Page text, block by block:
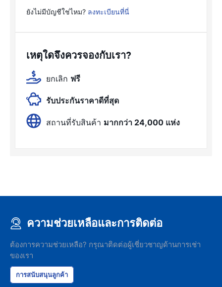
ยังไม่มีบัญชีใช่ไหม? ลงทะเบียนที่นี่
เหตุใดจึงควรจองกับเรา?
ยกเลิก ฟรี
รับประกันราคาดีที่สุด
สถานที่รับสินค้า มากกว่า 24,000 แห่ง
ความช่วยเหลือและการติดต่อ
ต้องการความช่วยเหลือ? กรุณาติดต่อผู้เชี่ยวชาญด้านการเช่า
ของเรา
การสนับสนุนลูกค้า